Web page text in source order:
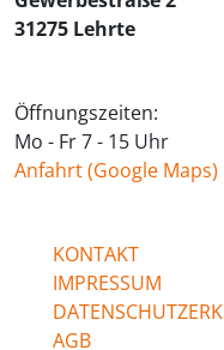
31275 Lehrte
Öffnungszeiten:
Mo - Fr 7 - 15 Uhr
Anfahrt (Google Maps)
KONTAKT
IMPRESSUM
AGB